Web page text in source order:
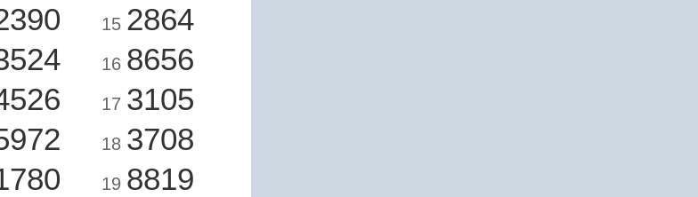
15 2864
16 8656
17 3105
18 3708
19 8819